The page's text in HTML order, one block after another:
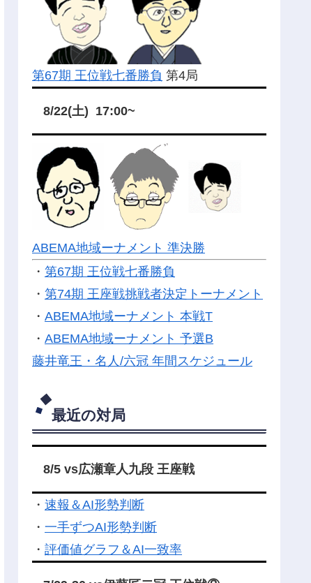
第67期 王位戦七番勝負 第4局
8/22(土) 17:00~
ABEMA地域ーナメント 準決勝
・ 第67期 王位戦七番勝負
・ 第74期 王座戦挑戦者決定トーナメント
・ ABEMA地域ーナメント 本戦T
・ ABEMA地域ーナメント 予選B
藤井竜王・名人/六冠 年間スケジュール
最近の対局
8/5 vs広瀬章人九段 王座戦
・ 速報＆AI形勢判断
・ 一手ずつAI形勢判断
・ 評価値グラフ＆AI一致率